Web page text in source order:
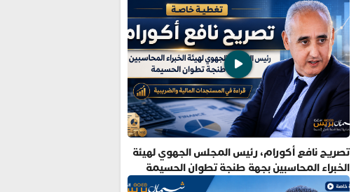
تصريح نافع أكورام، رئيس المجلس الجهوي لهيئة
الخبراء المحاسبين بجهة طنجة تطوان الحسيمة